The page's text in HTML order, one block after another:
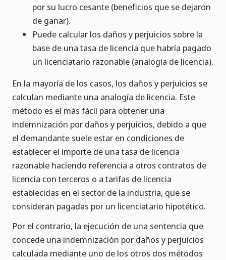
por su lucro cesante (beneficios que se dejaron
de ganar).
Puede calcular los daños y perjuicios sobre la
base de una tasa de licencia que habría pagado
un licenciatario razonable (analogía de licencia).
En la mayoría de los casos, los daños y perjuicios se
calculan mediante una analogía de licencia. Este
método es el más fácil para obtener una
indemnización por daños y perjuicios, debido a que
el demandante suele estar en condiciones de
establecer el importe de una tasa de licencia
razonable haciendo referencia a otros contratos de
licencia con terceros o a tarifas de licencia
establecidas en el sector de la industria, que se
consideran pagadas por un licenciatario hipotético.
Por el contrario, la ejecución de una sentencia que
concede una indemnización por daños y perjuicios
calculada mediante uno de los otros dos métodos